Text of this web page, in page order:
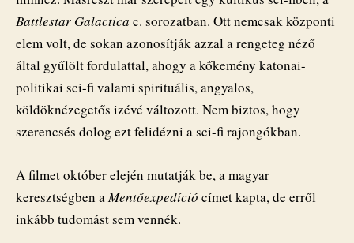
Battlestar Galactica c. sorozatban. Ott nemcsak központi
elem volt, de sokan azonosítják azzal a rengeteg néző
által gyűlölt fordulattal, ahogy a kőkemény katonai-
politikai sci-fi valami spirituális, angyalos,
köldöknézegetős izévé változott. Nem biztos, hogy
szerencsés dolog ezt felidézni a sci-fi rajongókban.
A filmet október elején mutatják be, a magyar
keresztségben aMentőexpedíció címet kapta, de erről
inkább tudomást sem vennék.